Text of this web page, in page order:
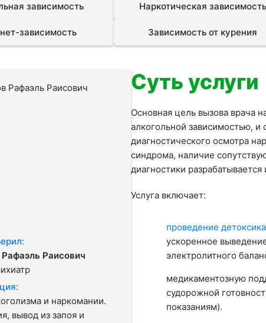
зависимость Наркотическая зависимость
зависимость Зависимость от курения
Раисович
и наркомании.
вывод из запоя и
Суть услуги
Основная цель вызова врача
алкогольной зависимостью, и
диагностического осмотра
синдрома, наличие
диагностики
Услуга включает:
проведение
ускоренное
электролитного
медикаментозную
судорожной
показаниям).